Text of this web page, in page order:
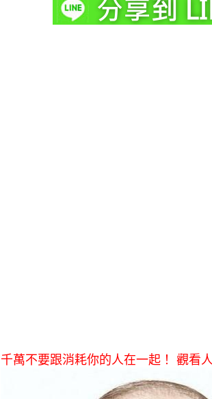
千萬不要跟消耗你的人在一起！ 觀看